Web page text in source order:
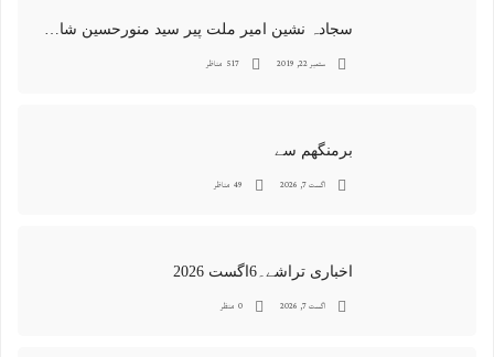
ستمبر 22, 2019 517 مناظر
برمنگھم سے
اگست 7, 2026 49 مناظر
اخباری تراشے۔6اگست 2026
اگست 7, 2026 0 منظر